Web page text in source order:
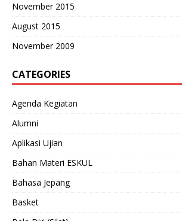
November 2015
August 2015
November 2009
CATEGORIES
Agenda Kegiatan
Alumni
Aplikasi Ujian
Bahan Materi ESKUL
Bahasa Jepang
Basket